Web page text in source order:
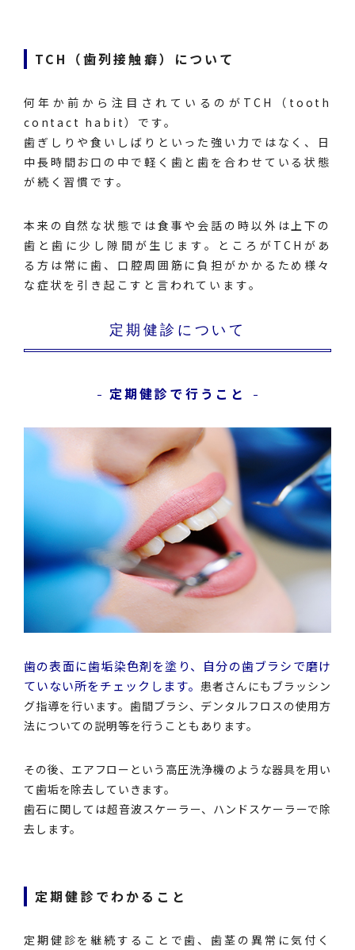
TCH（歯列接触癖）について
何年か前から注目されているのがTCH（tooth
contact habit）です。
歯ぎしりや食いしばりといった強い力ではなく、日
中長時間お口の中で軽く歯と歯を合わせている状態
が続く習慣です。
本来の自然な状態では食事や会話の時以外は上下の
歯と歯に少し隙間が生じます。ところがTCHがあ
る方は常に歯、口腔周囲筋に負担がかかるため様々
な症状を引き起こすと言われています。
定期健診について
定期健診で行うこと
歯の表面に歯垢染色剤を塗り、自分の歯ブラシで磨け
ていない所をチェックします。 患者さんにもブラッシン
グ指導を行います。歯間ブラシ、デンタルフロスの使用方
法についての説明等を行うこともあります。
その後、エアフローという高圧洗浄機のような器具を用い
て歯垢を除去していきます。
歯石に関しては超音波スケーラー、ハンドスケーラーで除
去します。
定期健診でわかること
定期健診を継続することで歯、歯茎の異常に気付く